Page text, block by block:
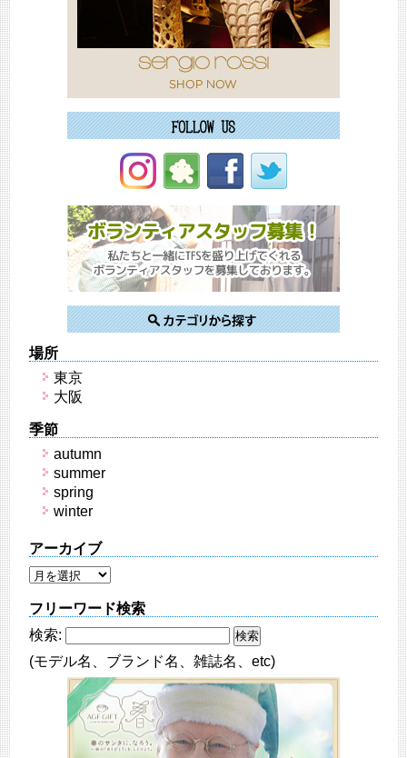
場所
東京
大阪
季節
autumn
summer
spring
winter
アーカイブ
フリーワード検索
検索:
(モデル名、ブランド名、雑誌名、etc)